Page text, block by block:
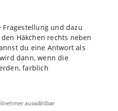
und dazu
Häkchen rechts neben
du eine Antwort als
dann, wenn die
farblich